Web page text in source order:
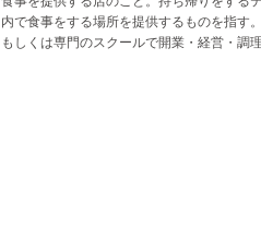
内で食事をする場所を提供するものを指す
もしくは専門のスクールで開業・経営・調